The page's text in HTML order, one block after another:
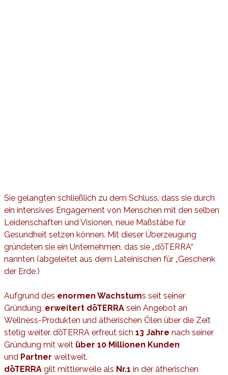
Sie gelangten schließlich zu dem Schluss, dass sie durch
ein intensives Engagement von Menschen mit den selben
Leidenschaften und Visionen, neue Maßstäbe für
Gesundheit setzen können. Mit dieser Überzeugung
gründeten sie ein Unternehmen, das sie „dōTERRA“
nannten (abgeleitet aus dem Lateinischen für „Geschenk
der Erde.)
Aufgrund des enormen Wachstums seit seiner
Gründung, erweitert dōTERRA sein Angebot an
Wellness-Produkten und ätherischen Ölen über die Zeit
stetig weiter. dōTERRA erfreut sich 13 Jahre nach seiner
Gründung mit weit über 10 Millionen Kunden
und Partner weltweit.
dōTERRA gilt mittlerweile als Nr.1 in der ätherischen